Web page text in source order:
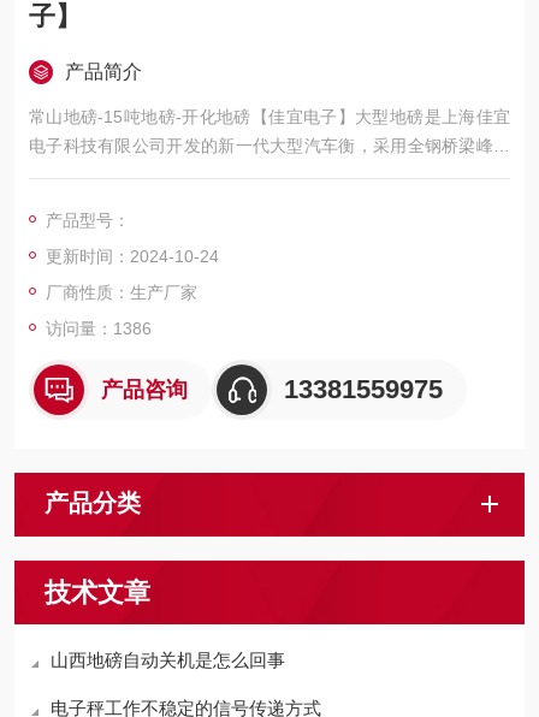
子】
产品简介
常山地磅-15吨地磅-开化地磅【佳宜电子】大型地磅是上海佳宜
电子科技有限公司开发的新一代大型汽车衡，采用全钢桥梁峰窝
式（第四代拱形状）结构，整体结构好，钢性强。工艺性好，材
产品型号：
更新时间：2024-10-24
厂商性质：生产厂家
访问量：1386
产品咨询 13381559975
产品分类
技术文章
山西地磅自动关机是怎么回事
电子秤工作不稳定的信号传递方式